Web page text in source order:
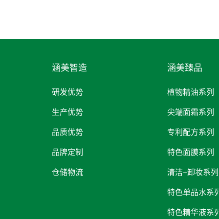
涵美智造
研发优势
生产优势
品质优势
品牌定制
仓储物流
涵美臻品
植物精油系列
尖端面霜系列
专利配方系列
特色面膜系列
清洁+卸妆系列
特色单品水系
特色精华液系